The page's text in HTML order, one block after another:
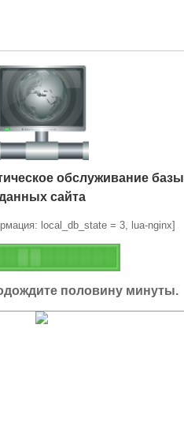
обслуживание базы
сайта
local_db_state = 3, lua-nginx]
половину минуты.